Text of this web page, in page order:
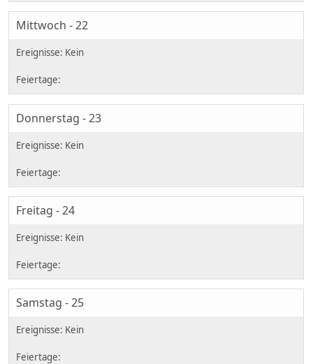
Mittwoch - 22
Donnerstag - 23
Freitag - 24
Samstag - 25